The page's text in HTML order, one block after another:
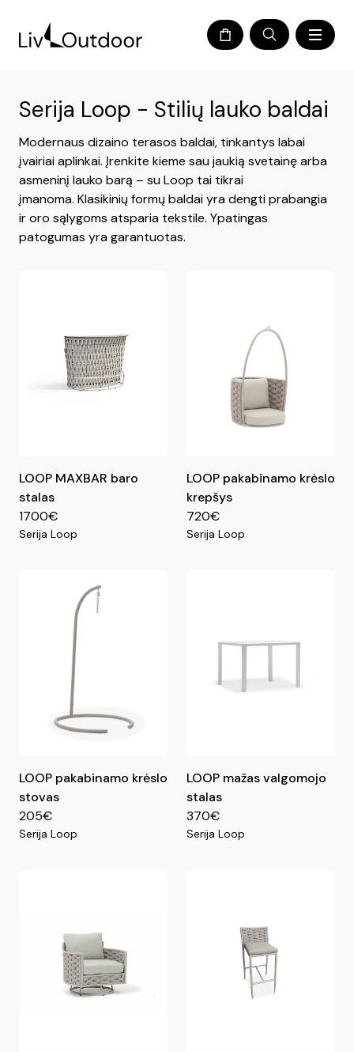
Serija Loop - Stilių lauko baldai
Modernaus dizaino terasos baldai, tinkantys labai
įvairiai aplinkai. Įrenkite kieme sau jaukią svetainę arba
asmeninį lauko barą – su Loop tai tikrai
įmanoma. Klasikinių formų baldai yra dengti prabangia
ir oro sąlygoms atsparia tekstile. Ypatingas
patogumas yra garantuotas.
LOOP MAXBAR baro
stalas
1700€
Serija Loop
LOOP pakabinamo krėslo
krepšys
720€
Serija Loop
LOOP pakabinamo krėslo
stovas
205€
Serija Loop
LOOP mažas valgomojo
stalas
370€
Serija Loop